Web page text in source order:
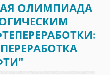
ОЛИМПИАДА